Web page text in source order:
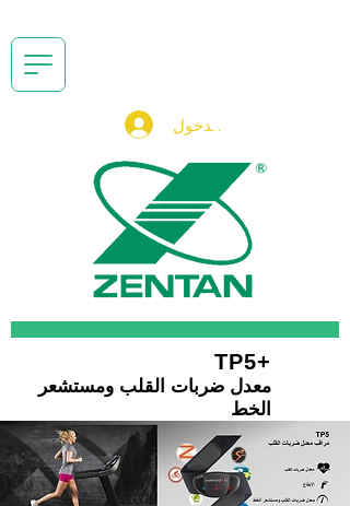
تسجيل الدخول
+TP5
معدل ضربات القلب ومستشعر
الخط